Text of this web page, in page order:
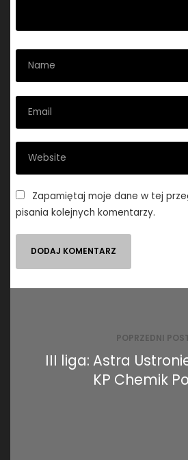
Zapamiętaj moje dane w tej
pisania kolejnych komentarzy.
POPRZEDNI
III liga: Astra
KP Chemik